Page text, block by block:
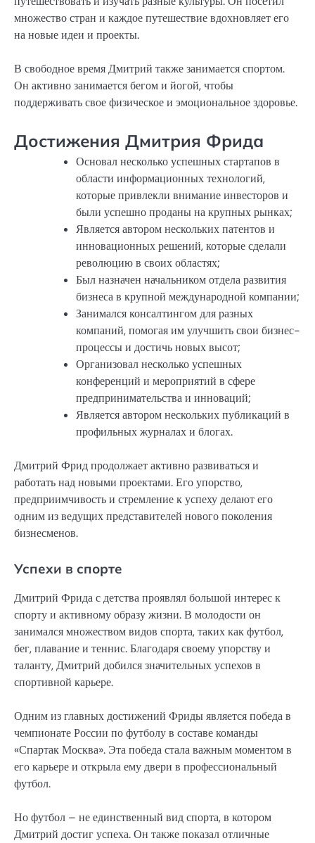
множество стран и каждое путешествие вдохновляет его
на новые идеи и проекты.
В свободное время Дмитрий также занимается спортом.
Он активно занимается бегом и йогой, чтобы
поддерживать свое физическое и эмоциональное здоровье.
Достижения Дмитрия Фрида
Основал несколько успешных стартапов в
области информационных технологий,
которые привлекли внимание инвесторов и
были успешно проданы на крупных рынках;
Является автором нескольких патентов и
инновационных решений, которые сделали
революцию в своих областях;
Был назначен начальником отдела развития
бизнеса в крупной международной компании;
Занимался консалтингом для разных
компаний, помогая им улучшить свои бизнес-
процессы и достичь новых высот;
Организовал несколько успешных
конференций и мероприятий в сфере
предпринимательства и инноваций;
Является автором нескольких публикаций в
профильных журналах и блогах.
Дмитрий Фрид продолжает активно развиваться и
работать над новыми проектами. Его упорство,
предприимчивость и стремление к успеху делают его
одним из ведущих представителей нового поколения
бизнесменов.
Успехи в спорте
Дмитрий Фрида с детства проявлял большой интерес к
спорту и активному образу жизни. В молодости он
занимался множеством видов спорта, таких как футбол,
бег, плавание и теннис. Благодаря своему упорству и
таланту, Дмитрий добился значительных успехов в
спортивной карьере.
Одним из главных достижений Фриды является победа в
чемпионате России по футболу в составе команды
«Спартак Москва». Эта победа стала важным моментом в
его карьере и открыла ему двери в профессиональный
футбол.
Но футбол – не единственный вид спорта, в котором
Дмитрий достиг успеха. Он также показал отличные